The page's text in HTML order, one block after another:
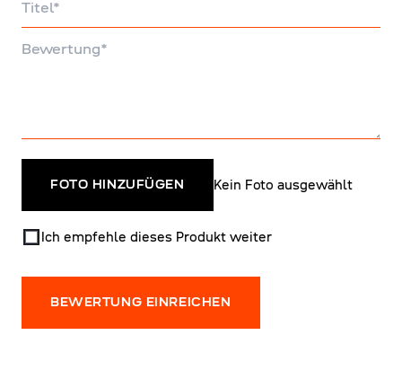
FOTO HINZUFÜGEN Kein Foto ausgewählt
Ich empfehle dieses Produkt weiter
BEWERTUNG EINREICHEN